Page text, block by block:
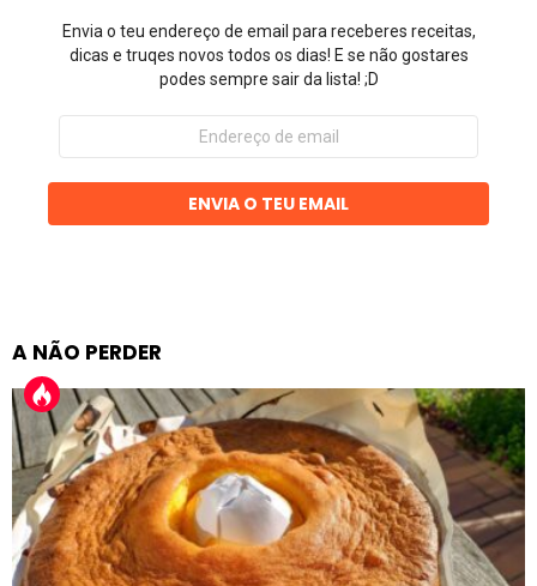
Envia o teu endereço de email para receberes receitas,
dicas e truqes novos todos os dias! E se não gostares
podes sempre sair da lista! ;D
Endereço
email
ENVIA O TEU EMAIL
A NÃO PERDER